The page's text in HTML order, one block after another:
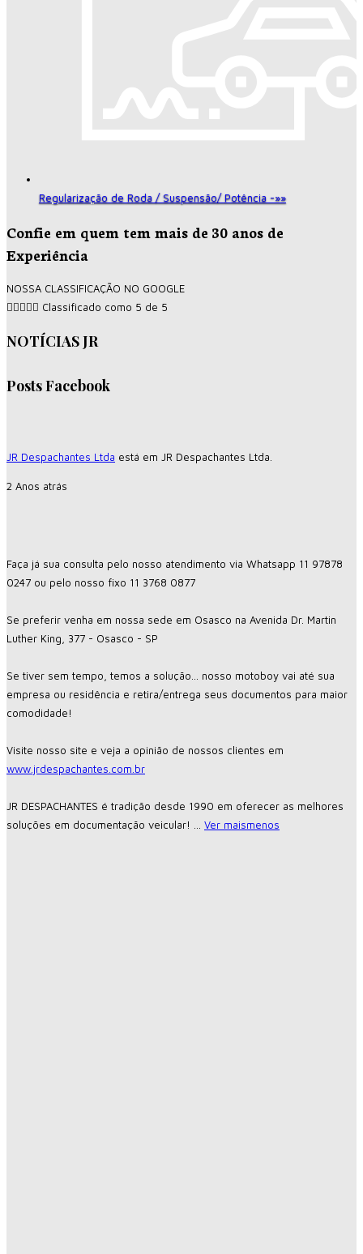
Regularização de Roda / Suspensão/ Potência -»»
Confie em quem tem mais de 30 anos de
Experiência
NOSSA CLASSIFICAÇÃO NO GOOGLE
 Classificado como 5 de 5
NOTÍCIAS JR
Posts Facebook
JR Despachantes Ltda está em JR Despachantes Ltda.
2 Anos atrás
Faça já sua consulta pelo nosso atendimento via Whatsapp 11 97878
0247 ou pelo nosso fixo 11 3768 0877
Se preferir venha em nossa sede em Osasco na Avenida Dr. Martin
Luther King, 377 - Osasco - SP
Se tiver sem tempo, temos a solução... nosso motoboy vai até sua
empresa ou residência e retira/entrega seus documentos para maior
comodidade!
Visite nosso site e veja a opinião de nossos clientes em
www.jrdespachantes.com.br
JR DESPACHANTES é tradição desde 1990 em oferecer as melhores
soluções em documentação veicular!
Ver maismenos